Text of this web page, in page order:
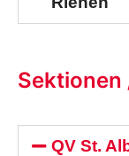
QV St.